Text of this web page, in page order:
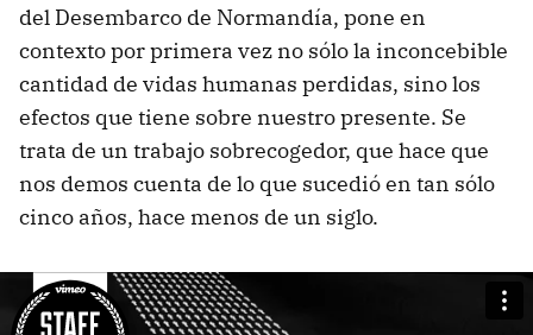
del Desembarco de Normandía, pone en
contexto por primera vez no sólo la inconcebible
cantidad de vidas humanas perdidas, sino los
efectos que tiene sobre nuestro presente. Se
trata de un trabajo sobrecogedor, que hace que
nos demos cuenta de lo que sucedió en tan sólo
cinco años, hace menos de un siglo.